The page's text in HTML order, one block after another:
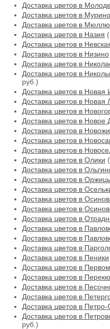
Доставка цветов в
Доставка цветов в Мурино
Доставка цветов в
Доставка цветов в Назия
Доставка цветов в
Доставка цветов в Низино
Доставка цветов в
Доставка цветов в
руб.)
Доставка цветов в Новая
Доставка цветов в Новая
Доставка цветов в
Доставка цветов в Новое
Доставка цветов в
Доставка цветов в
Доставка цветов в
Доставка цветов в Олики
Доставка цветов в
Доставка цветов в
Доставка цветов в
Доставка цветов в
Доставка цветов в
Доставка цветов в
Доставка цветов в
Доставка цветов в
Доставка цветов в
Доставка цветов в Пеники
Доставка цветов в
Доставка цветов в
Доставка цветов в
Доставка цветов в
Доставка цветов в
Доставка цветов в
руб.)